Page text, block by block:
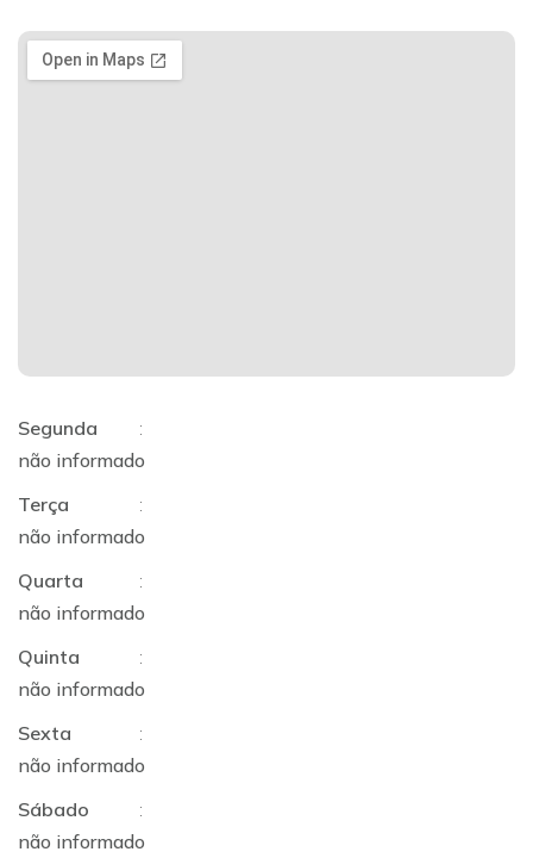
Segunda
:
não informado
Terça
:
não informado
Quarta
:
não informado
Quinta
:
não informado
Sexta
:
não informado
Sábado
:
não informado